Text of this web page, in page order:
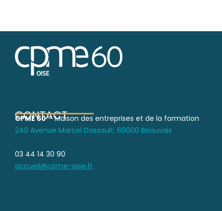
CONTACT
CPME 60– Maison des entreprises et de la formation
240 Avenue Marcel Dassault, 60000 Beauvais
03 44 14 30 90
accueil@cpme-oise.fr